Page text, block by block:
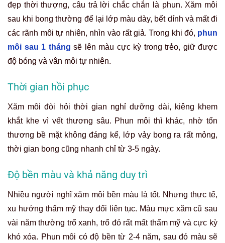
đẹp thời thượng, câu trả lời chắc chắn là phun. Xăm môi
sau khi bong thường để lại lớp màu dày, bết dính và mất đi
các rãnh môi tự nhiên, nhìn vào rất giả. Trong khi đó, phun
môi sau 1 tháng sẽ lên màu cực kỳ trong trẻo, giữ được
độ bóng và vân môi tự nhiên.
Thời gian hồi phục
Xăm môi đòi hỏi thời gian nghỉ dưỡng dài, kiêng khem
khắt khe vì vết thương sâu. Phun môi thì khác, nhờ tổn
thương bề mặt không đáng kể, lớp vảy bong ra rất mỏng,
thời gian bong cũng nhanh chỉ từ 3-5 ngày.
Độ bền màu và khả năng duy trì
Nhiều người nghĩ xăm môi bền màu là tốt. Nhưng thực tế,
xu hướng thẩm mỹ thay đổi liên tục. Màu mực xăm cũ sau
vài năm thường trổ xanh, trổ đỏ rất mất thẩm mỹ và cực kỳ
khó xóa. Phun môi có độ bền từ 2-4 năm, sau đó màu sẽ